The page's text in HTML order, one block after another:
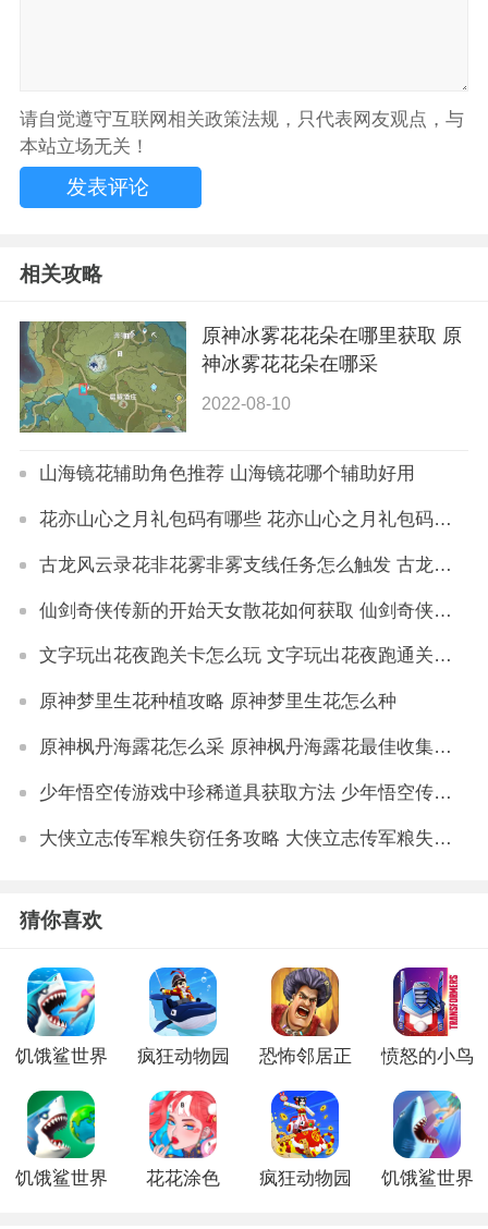
请自觉遵守互联网相关政策法规，只代表网友观点，与
本站立场无关！
相关攻略
原神冰雾花花朵在哪里获取 原
神冰雾花花朵在哪采
2022-08-10
山海镜花辅助角色推荐 山海镜花哪个辅助好用
花亦山心之月礼包码有哪些 花亦山心之月礼包码最新2022
古龙风云录花非花雾非雾支线任务怎么触发 古龙风云录花非花雾非雾支线任务攻略
仙剑奇侠传新的开始天女散花如何获取 仙剑奇侠传新的开始天女散花获取方法详解
文字玩出花夜跑关卡怎么玩 文字玩出花夜跑通关技巧
原神梦里生花种植攻略 原神梦里生花怎么种
原神枫丹海露花怎么采 原神枫丹海露花最佳收集路线
少年悟空传游戏中珍稀道具获取方法 少年悟空传游戏珍稀道具如何获取
大侠立志传军粮失窃任务攻略 大侠立志传军粮失窃任务如何做
猜你喜欢
饥饿鲨世界
疯狂动物园
恐怖邻居正
愤怒的小鸟
内购版
饥饿鲨世界
花花涂色
疯狂动物园
饥饿鲨世界